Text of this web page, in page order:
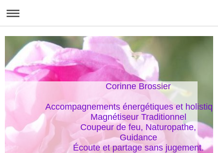
Corinne Brossier
Accompagnements énergétiques et
Magnétiseur Traditionnel
Coupeur de feu, Naturopathe,
Guidance
Écoute et partage sans jugement.